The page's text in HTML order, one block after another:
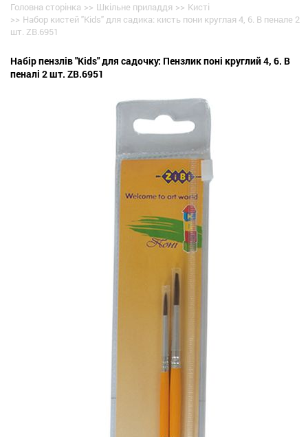
Головна сторінка >> Шкільне приладдя >> Кисті
>> Набор кистей "Kids" для садика: кисть пони круглая 4, 6. В пенале 2
шт. ZB.6951
Набір пензлів "Kids" для садочку: Пензлик поні круглий 4, 6. В
пеналі 2 шт. ZB.6951